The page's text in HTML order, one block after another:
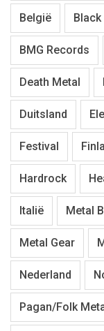
België
BMG Records
Death Metal
Duitsland
Festival
Hardrock
Italië Metal
Metal Gear
Nederland
Pagan/Folk